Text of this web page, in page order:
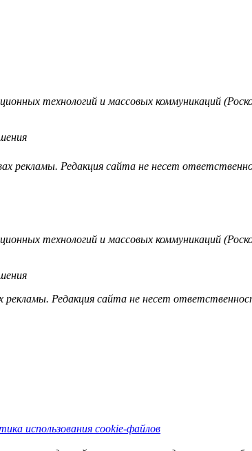
технологий и массовых коммуникаций
рекламы. Редакция сайта не несет
технологий и массовых коммуникаций
Редакция сайта не несет
использования cookie-файлов